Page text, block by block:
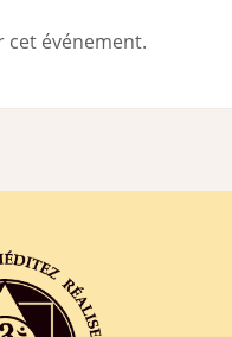
cet événement.